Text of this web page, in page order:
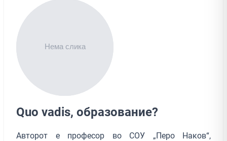
Quo vadis, образование?
Авторот е професор во СОУ „Перо Наков“,